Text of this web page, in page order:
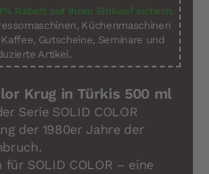
Rabatt auf Ihren Einkauf sichern.
Küchenmaschinen
Gutscheine, Seminare und
Artikel.
Krug in Türkis 500 ml
Serie SOLID COLOR
der 1980er Jahre der
SOLID COLOR – eine